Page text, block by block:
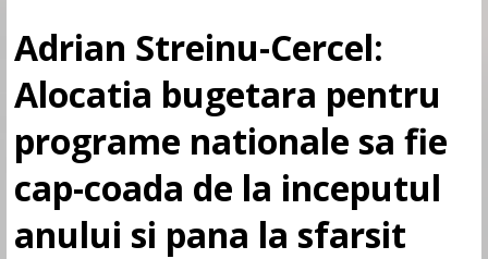
Adrian Streinu-Cercel:
Alocatia bugetara pentru
programe nationale sa fie
cap-coada de la inceputul
anului si pana la sfarsit